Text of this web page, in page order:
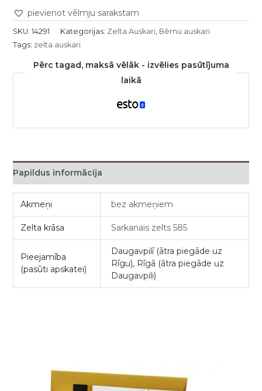
pievienot vēlmju sarakstam
SKU: 14291 Kategorijas: Zelta Auskari, Bērnu auskari
Tags: zelta auskari
Pērc tagad, maksā vēlāk - izvēlies pasūtījuma
laikā
Papildus informācija
Akmeņi bez akmeņiem
Zelta krāsa Sarkanais zelts 585
Pieejamība
(pasūti apskatei)
Daugavpilī (ātra piegāde uz
Rīgu), Rīgā (ātra piegāde uz
Daugavpili)